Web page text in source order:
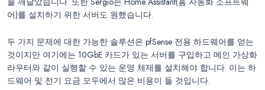
어)를 설치하기 위한 서버도 원했습니다.
두 가지 문제에 대한 가능한 솔루션은 pfSense 전용 하드웨어를 얻는
것이지만 여기에는 10GbE 카드가 있는 서버를 구입하고 메인 가상화
라우터와 같이 실행할 수 있는 운영 체제를 설치해야 합니다. 이는 하
드웨어 및 전기 요금 모두에서 많은 비용이 들 것입니다.